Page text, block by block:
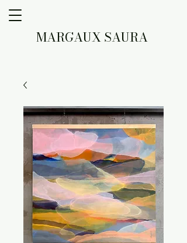
MARGAUX SAURA